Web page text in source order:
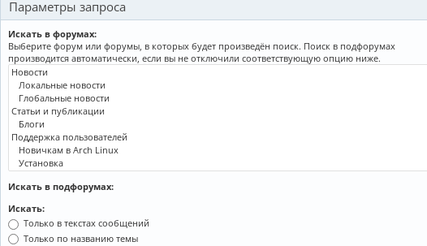
Параметры запроса
Искать в форумах:
Выберите форум или форумы, в которых будет произведён поиск. Поиск в подфорумах
производится автоматически, если вы не отключили соответствующую опцию ниже.
Искать в подфорумах:
Искать:
Только в текстах сообщений
Только по названию темы